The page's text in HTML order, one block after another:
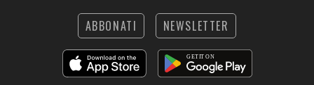
ABBONATI NEWSLETTER